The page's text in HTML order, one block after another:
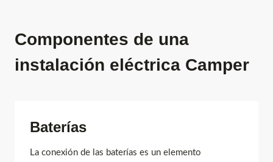
Componentes de una
instalación eléctrica Camper
Baterías
La conexión de las baterías es un elemento